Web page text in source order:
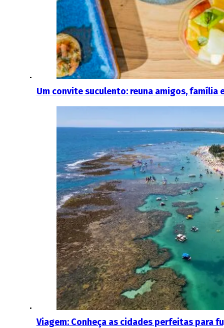
Um convite suculento: reuna amigos,
Viagem: Conheça as cidades perfeitas para